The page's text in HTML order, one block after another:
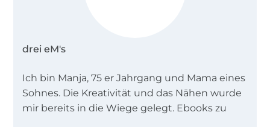
drei eM's
Ich bin Manja, 75 er Jahrgang und Mama eines
Sohnes. Die Kreativität und das Nähen wurde
mir bereits in die Wiege gelegt. Ebooks zu